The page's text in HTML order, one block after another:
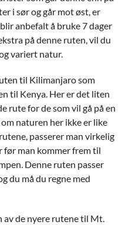
i sør og går mot øst, er
anbefalt å bruke 7 dager
på denne ruten, vil du
variert natur.
til Kilimanjaro som
til Kenya. Her er det liten
rute for de som vil gå på en
naturen her ikke er like
passerer man virkelig
før man kommer frem til
Denne ruten passer
du må du regne med
av de nyere rutene til Mt.